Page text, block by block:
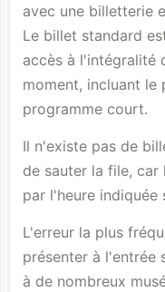
avec une billetterie
Le billet standard
accès à l'intégralité
moment, incluant le
programme court.
Il n'existe pas de
de sauter la file,
par l'heure
L'erreur la plus
présenter à l'entrée
à de nombreux